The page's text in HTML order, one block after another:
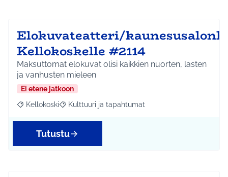
Elokuvateatteri/
Kellokoskelle #2114
Maksuttomat elokuvat olisi kaikkien nuorten, lasten
ja vanhusten mieleen
Ei etene jatkoon
Rajaa tulokset aihepiirin mukaan: Kellokoski
Kellokoski Rajaa tulokset teeman mukaan: Kulttuuri ja
Kulttuuri ja tapahtumat
Tutustu